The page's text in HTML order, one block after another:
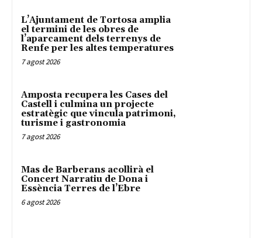
L’Ajuntament de Tortosa amplia
el termini de les obres de
l’aparcament dels terrenys de
Renfe per les altes temperatures
7 agost 2026
Amposta recupera les Cases del
Castell i culmina un projecte
estratègic que vincula patrimoni,
turisme i gastronomia
7 agost 2026
Mas de Barberans acollirà el
Concert Narratiu de Dona i
Essència Terres de l’Ebre
6 agost 2026